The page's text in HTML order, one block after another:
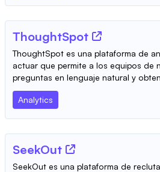
ThoughtSpot
ThoughtSpot es una plataforma de
actuar que permite a los equipos de
preguntas en lenguaje natural y
Analytics
SeekOut
SeekOut es una plataforma de